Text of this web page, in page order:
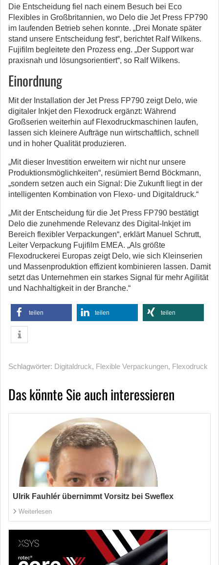
Die Entscheidung fiel nach einem Besuch bei Eco
Flexibles in Großbritannien, wo Delo die Jet Press FP790
im laufenden Betrieb sehen konnte. „Drei Monate später
stand unsere Entscheidung fest“, berichtet Ralf Wilkens.
Fujifilm begleitete den Prozess eng. „Der Support war
praxisnah und lösungsorientiert“, so Ralf Wilkens.
Einordnung
Mit der Installation der Jet Press FP790 zeigt Delo, wie
digitaler Inkjet den Flexodruck ergänzt: Während
Großserien weiterhin auf Flexodruckmaschinen laufen,
lassen sich kleinere Aufträge nun wirtschaftlich, schnell
und in hoher Qualität produzieren.
„Mit dieser Investition erweitern wir nicht nur unsere
Produktionsmöglichkeiten“, resümiert Bernd Böckmann,
„sondern setzen auch ein Signal: Die Zukunft liegt in der
intelligenten Kombination von Flexo- und Digitaldruck.“
„Mit der Entscheidung für die Jet Press FP790 bestätigt
Delo die zunehmende Relevanz des Digital-Inkjet im
Bereich flexibler Verpackungen“, erklärt Manuel Schrutt,
Leiter Verpackung Fujifilm EMEA. „Als größte
Flexodruckerei Europas zeigt Delo, wie sich Kleinserien
und Massenproduktion effizient kombinieren lassen. Damit
setzt das Unternehmen ein starkes Signal für mehr Agilität
und Nachhaltigkeit in der Branche.“
teilen teilen teilen
Schlagwörter: Digitaldruck, Flexible Verpackungen, Flexodruck
Das könnte Sie auch interessieren
Ulrik Fauhlér übernimmt Vorsitz bei Sweflex
Weiterlesen